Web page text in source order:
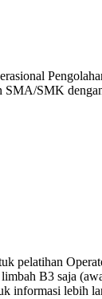
SMK
pelatihan
B3 saja
lebih